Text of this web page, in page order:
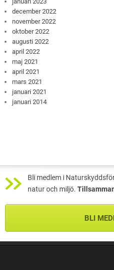
december 2022
november 2022
oktober 2022
augusti 2022
april 2022
maj 2021
april 2021
mars 2021
januari 2021
januari 2014
Bli medlem i
natur och miljö.
BLI